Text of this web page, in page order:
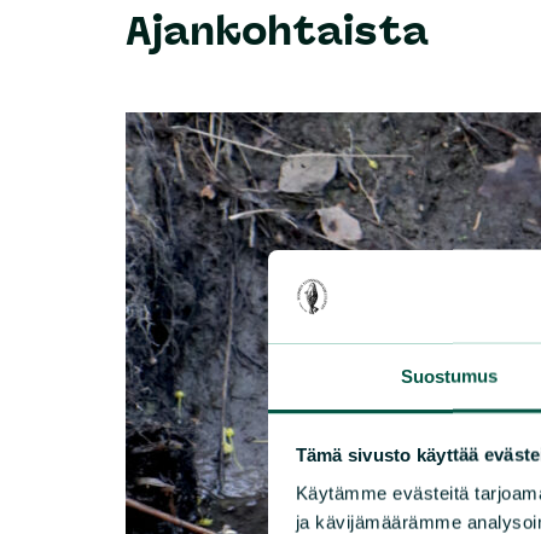
Suostumus
Tämä sivusto käyttää
Käytämme evästeitä
ja kävijämäärämme
Ajankohtaista